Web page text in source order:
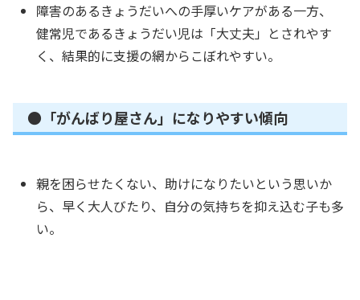
障害のあるきょうだいへの手厚いケアがある一方、
健常児であるきょうだい児は「大丈夫」とされやす
く、結果的に支援の網からこぼれやすい。
●「がんばり屋さん」になりやすい傾向
親を困らせたくない、助けになりたいという思いか
ら、早く大人びたり、自分の気持ちを抑え込む子も多
い。